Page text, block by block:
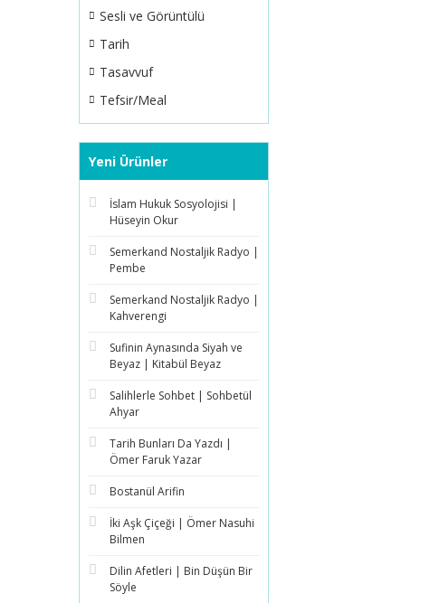
Sesli ve Görüntülü
Tarih
Tasavvuf
Tefsir/Meal
Yeni Ürünler
İslam Hukuk Sosyolojisi |
Hüseyin Okur
Semerkand Nostaljik Radyo |
Pembe
Semerkand Nostaljik Radyo |
Kahverengi
Sufinin Aynasında Siyah ve
Beyaz | Kitabül Beyaz
Salihlerle Sohbet | Sohbetül
Ahyar
Tarih Bunları Da Yazdı |
Ömer Faruk Yazar
Bostanül Arifin
İki Aşk Çiçeği | Ömer Nasuhi
Bilmen
Dilin Afetleri | Bin Düşün Bir
Söyle